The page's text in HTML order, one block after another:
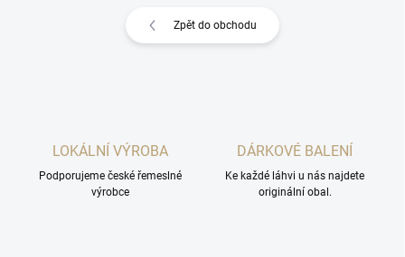
Zpět do obchodu
LOKÁLNÍ VÝROBA
Podporujeme české řemeslné
výrobce
DÁRKOVÉ BALENÍ
Ke každé láhvi u nás najdete
originální obal.